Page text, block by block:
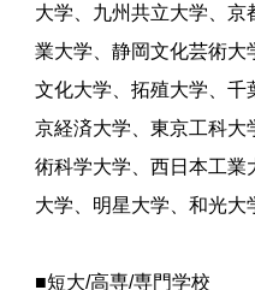
大学、九州共立大学、
業大学、静岡文化芸術
文化大学、拓殖大学、
京経済大学、東京工科
術科学大学、西日本工
大学、明星大学、和光大
■短大/高専/専門学校